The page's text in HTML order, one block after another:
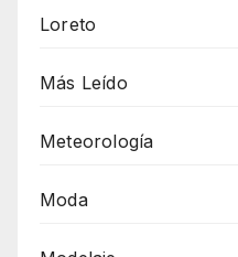
Loreto
Más Leído
Meteorología
Moda